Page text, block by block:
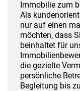
Immobilie zum
Als
nur auf einen
möchten, dass
beinhaltet für
die gezielte
persönliche
Begleitung bis